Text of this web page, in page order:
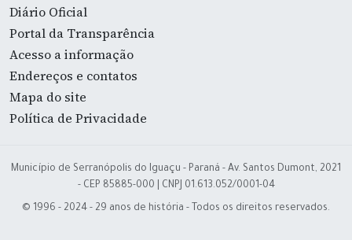
Diário Oficial
Portal da Transparência
Acesso a informação
Endereços e contatos
Mapa do site
Política de Privacidade
Município de Serranópolis do Iguaçu - Paraná - Av. Santos Dumont, 2021
- CEP 85885-000 | CNPJ 01.613.052/0001-04
© 1996 - 2024 - 29 anos de história - Todos os direitos reservados.